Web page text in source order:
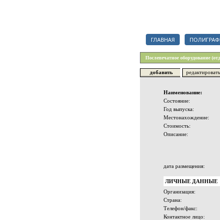
ГЛАВНАЯ
Послепечатное оборудование
добавить редактировать
Наименование:
Состояние:
Год выпуска:
Местонахождение:
Стоимость:
Описание:
дата размещения:
ЛИЧНЫЕ ДАННЫЕ
Организация:
Страна:
Телефон/факс:
Контактное лицо: